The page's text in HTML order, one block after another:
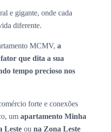
e gigante, onde cada
diferente.
MCMV, a
que dita a sua
tempo precioso nos
forte e conexões
um apartamento Minha
Leste ou na Zona Leste